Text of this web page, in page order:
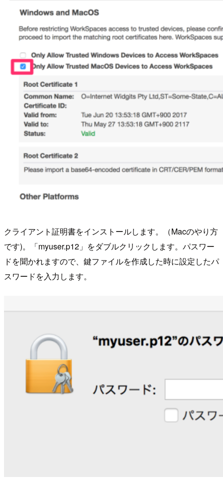
クライアント証明書をインストールします。（Macのやり方
です)。「myuser.p12」をダブルクリックします。パスワー
ドを聞かれますので、鍵ファイルを作成した時に設定したパ
スワードを入力します。